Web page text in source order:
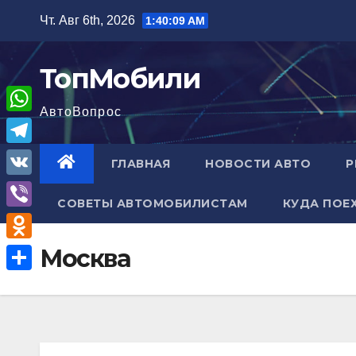
содержимому
Чт. Авг 6th, 2026 1:40:10 AM
ТопМобили
АвтоВопрос
ГЛАВНАЯ НОВОСТИ АВТО
СОВЕТЫ АВТОМОБИЛИСТАМ КУДА
Москва
W
h
a
A
T
e
l
e
g
V
K
V
i
b
e
O